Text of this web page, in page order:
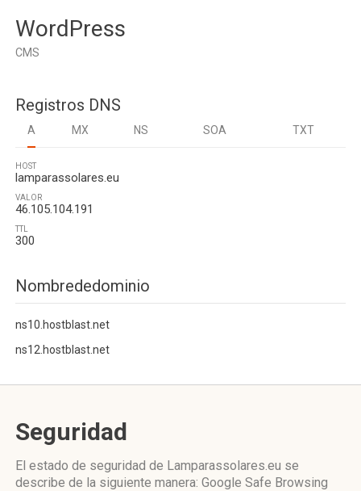
WordPress
CMS
Registros DNS
A MX NS SOA TXT
HOST
lamparassolares.eu
VALOR
46.105.104.191
TTL
300
Nombrededominio
ns10.hostblast.net
ns12.hostblast.net
Seguridad
El estado de seguridad de Lamparassolares.eu se
describe de la siguiente manera: Google Safe Browsing